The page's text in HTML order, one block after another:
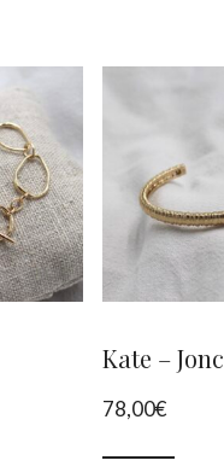
Kate – Jonc
78,00€